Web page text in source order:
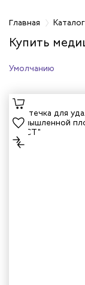
и бытовая
Главная Каталог
Купить